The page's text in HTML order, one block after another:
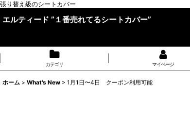
張り替え級のシートカバー
エルティード ”１番売れてるシートカバー”
カテゴリ マイページ
ホーム > What's New > 1月1日〜4日 クーポン利用可能